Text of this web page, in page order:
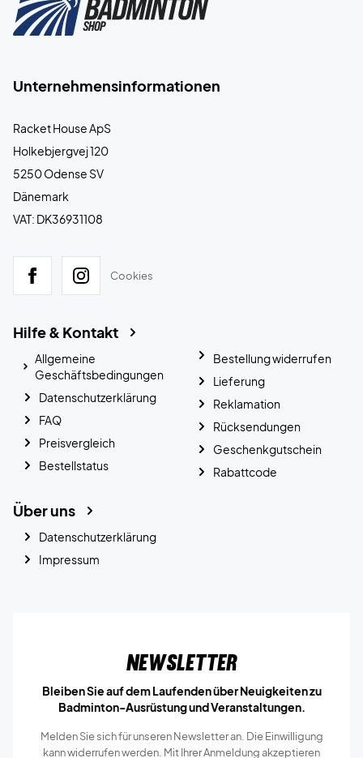
Unternehmensinformationen
Racket House ApS
Holkebjergvej 120
5250 Odense SV
Dänemark
VAT: DK36931108
Cookies
Hilfe & Kontakt
Allgemeine
Geschäftsbedingungen
Datenschutzerklärung
FAQ
Preisvergleich
Bestellstatus
Bestellung widerrufen
Lieferung
Reklamation
Rücksendungen
Geschenkgutschein
Rabattcode
Über uns
Datenschutzerklärung
Impressum
Newsletter
Bleiben Sie auf dem Laufenden über Neuigkeiten zu
Badminton-Ausrüstung und Veranstaltungen.
Melden Sie sich für unseren Newsletter an. Die Einwilligung
kann widerrufen werden. Mit Ihrer Anmeldung akzeptieren